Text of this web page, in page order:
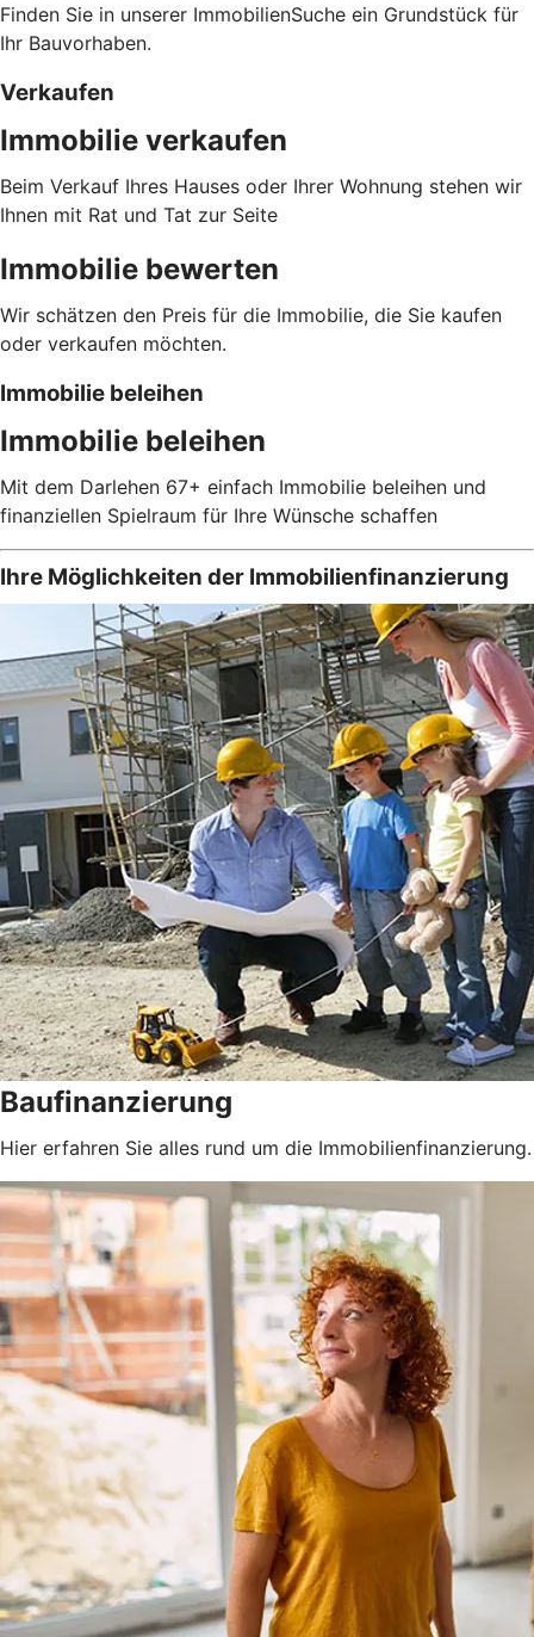
Finden Sie in unserer ImmobilienSuche ein Grundstück für
Ihr Bauvorhaben.
Verkaufen
Immobilie verkaufen
Beim Verkauf Ihres Hauses oder Ihrer Wohnung stehen wir
Ihnen mit Rat und Tat zur Seite
Immobilie bewerten
Wir schätzen den Preis für die Immobilie, die Sie kaufen
oder verkaufen möchten.
Immobilie beleihen
Immobilie beleihen
Mit dem Darlehen 67+ einfach Immobilie beleihen und
finanziellen Spielraum für Ihre Wünsche schaffen
Ihre Möglichkeiten der Immobilienfinanzierung
Baufinanzierung
Hier erfahren Sie alles rund um die Immobilienfinanzierung.